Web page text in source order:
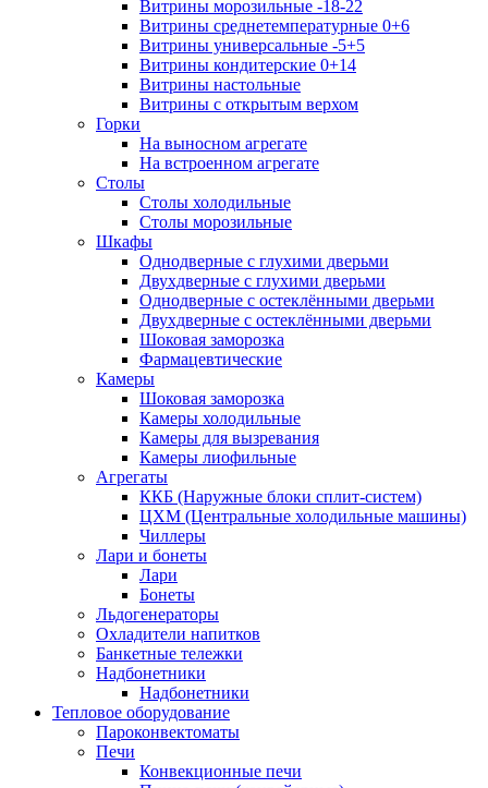
Витрины морозильные -18-22
Витрины среднетемпературные 0+6
Витрины универсальные -5+5
Витрины кондитерские 0+14
Витрины настольные
Витрины с открытым верхом
Горки
На выносном агрегате
На встроенном агрегате
Столы
Столы холодильные
Столы морозильные
Шкафы
Однодверные с глухими дверьми
Двухдверные с глухими дверьми
Однодверные с остеклёнными дверьми
Двухдверные с остеклёнными дверьми
Шоковая заморозка
Фармацевтические
Камеры
Шоковая заморозка
Камеры холодильные
Камеры для вызревания
Камеры лиофильные
Агрегаты
ККБ (Наружные блоки сплит-систем)
ЦХМ (Центральные холодильные машины)
Чиллеры
Лари и бонеты
Лари
Бонеты
Льдогенераторы
Охладители напитков
Банкетные тележки
Надбонетники
Надбонетники
Тепловое оборудование
Пароконвектоматы
Печи
Конвекционные печи